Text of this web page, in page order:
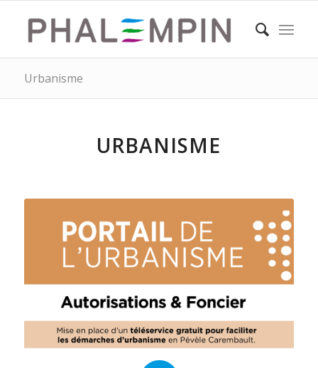
Urbanisme
URBANISME